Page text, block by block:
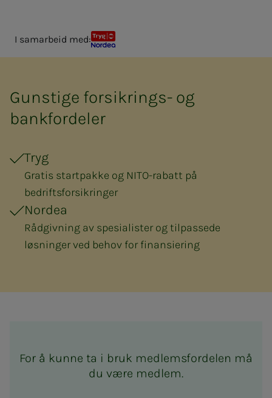
I samarbeid med:
Tryg og Nordea
Gunstige forsikrings- og
bankfordeler
Tryg
Gratis startpakke og NITO-rabatt på
bedriftsforsikringer
Nordea
Rådgivning av spesialister og tilpassede
løsninger ved behov for finansiering
For å kunne ta i bruk medlemsfordelen må
du være medlem.